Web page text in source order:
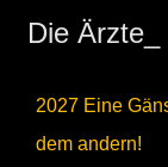
Die Ärzte_
2027 Eine
dem andern!